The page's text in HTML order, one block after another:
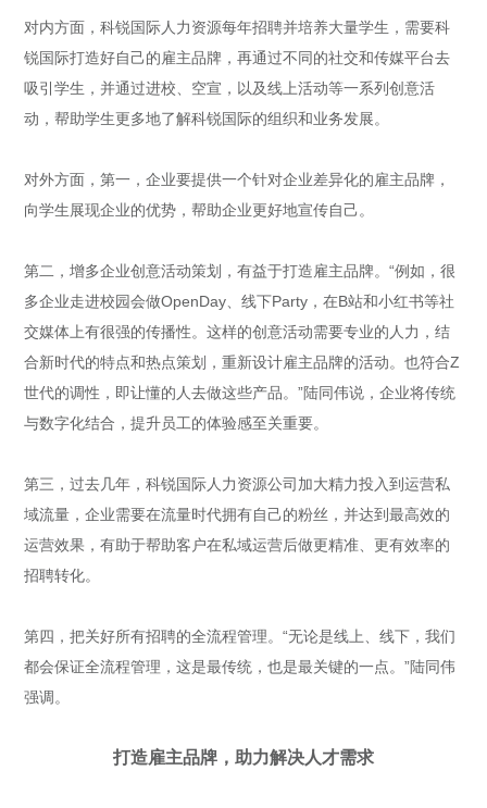
对内方面，科锐国际人力资源每年招聘并培养大量学生，需要科
锐国际打造好自己的雇主品牌，再通过不同的社交和传媒平台去
吸引学生，并通过进校、空宣，以及线上活动等一系列创意活
动，帮助学生更多地了解科锐国际的组织和业务发展。
对外方面，第一，企业要提供一个针对企业差异化的雇主品牌，
向学生展现企业的优势，帮助企业更好地宣传自己。
第二，增多企业创意活动策划，有益于打造雇主品牌。“例如，很
多企业走进校园会做OpenDay、线下Party，在B站和小红书等社
交媒体上有很强的传播性。这样的创意活动需要专业的人力，结
合新时代的特点和热点策划，重新设计雇主品牌的活动。也符合Z
世代的调性，即让懂的人去做这些产品。”陆同伟说，企业将传统
与数字化结合，提升员工的体验感至关重要。
第三，过去几年，科锐国际人力资源公司加大精力投入到运营私
域流量，企业需要在流量时代拥有自己的粉丝，并达到最高效的
运营效果，有助于帮助客户在私域运营后做更精准、更有效率的
招聘转化。
第四，把关好所有招聘的全流程管理。“无论是线上、线下，我们
都会保证全流程管理，这是最传统，也是最关键的一点。”陆同伟
强调。
打造雇主品牌，助力解决人才需求